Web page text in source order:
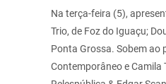
Na terça-feira (5),
Trio, de Foz do Iguaçu;
Ponta Grossa. Sobem ao
Contemporâneo e Camila